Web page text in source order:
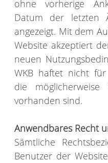
ohne vorherige
Datum der letzten
angezeigt. Mit dem
Website akzeptiert
neuen
WKB haftet nicht
die
vorhanden sind.
Anwendbares Recht
Sämtliche
Benutzer der